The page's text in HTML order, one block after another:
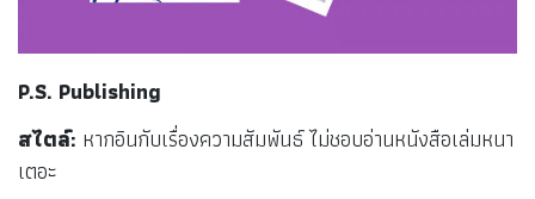
P.S. Publishing
สไตล์: หากอินกับเรื่องความสัมพันธ์ ไม่ชอบอ่านหนังสือเล่มหนา
เตอะ